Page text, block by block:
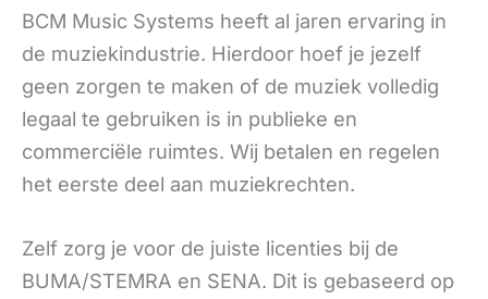
BCM Music Systems heeft al jaren ervaring in
de muziekindustrie. Hierdoor hoef je jezelf
geen zorgen te maken of de muziek volledig
legaal te gebruiken is in publieke en
commerciële ruimtes. Wij betalen en regelen
het eerste deel aan muziekrechten.
Zelf zorg je voor de juiste licenties bij de
BUMA/STEMRA en SENA. Dit is gebaseerd op